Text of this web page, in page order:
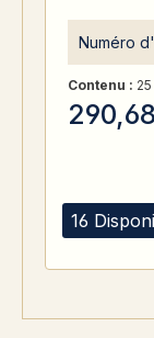
16
Numéro
Contenu :